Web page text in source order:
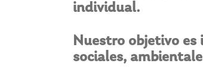
individual.
Nuestro objetivo es
sociales,